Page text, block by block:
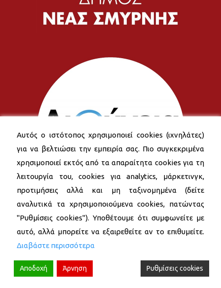
© 2026 Δήμος Νέας Σμύρνης
Αυτός ο ιστότοπος χρησιμοποιεί cookies (ιχνηλάτες)
για να βελτιώσει την εμπειρία σας. Πιο συγκεκριμένα
χρησιμοποιεί εκτός από τα απαραίτητα cookies για τη
λειτουργία του, cookies για analytics, μάρκετινγκ,
προτιμήσεις αλλά και μη ταξινομημένα (δείτε
αναλυτικά τα χρησιμοποιούμενα cookies, πατώντας
"Ρυθμίσεις cookies"). Υποθέτουμε ότι συμφωνείτε με
αυτό, αλλά μπορείτε να εξαιρεθείτε αν το επιθυμείτε.
Διαβάστε περισσότερα
Αποδοχή Άρνηση Ρυθμίσεις cookies